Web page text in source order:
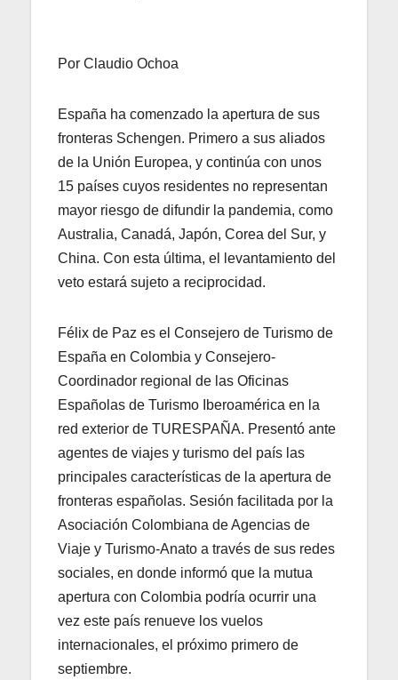
Por Claudio Ochoa
España ha comenzado la apertura de sus
fronteras Schengen. Primero a sus aliados
de la Unión Europea, y continúa con unos
15 países cuyos residentes no representan
mayor riesgo de difundir la pandemia, como
Australia, Canadá, Japón, Corea del Sur, y
China. Con esta última, el levantamiento del
veto estará sujeto a reciprocidad.
Félix de Paz es el Consejero de Turismo de
España en Colombia y Consejero-
Coordinador regional de las Oficinas
Españolas de Turismo Iberoamérica en la
red exterior de TURESPAÑA. Presentó ante
agentes de viajes y turismo del país las
principales características de la apertura de
fronteras españolas. Sesión facilitada por la
Asociación Colombiana de Agencias de
Viaje y Turismo-Anato a través de sus redes
sociales, en donde informó que la mutua
apertura con Colombia podría ocurrir una
vez este país renueve los vuelos
internacionales, el próximo primero de
septiembre.